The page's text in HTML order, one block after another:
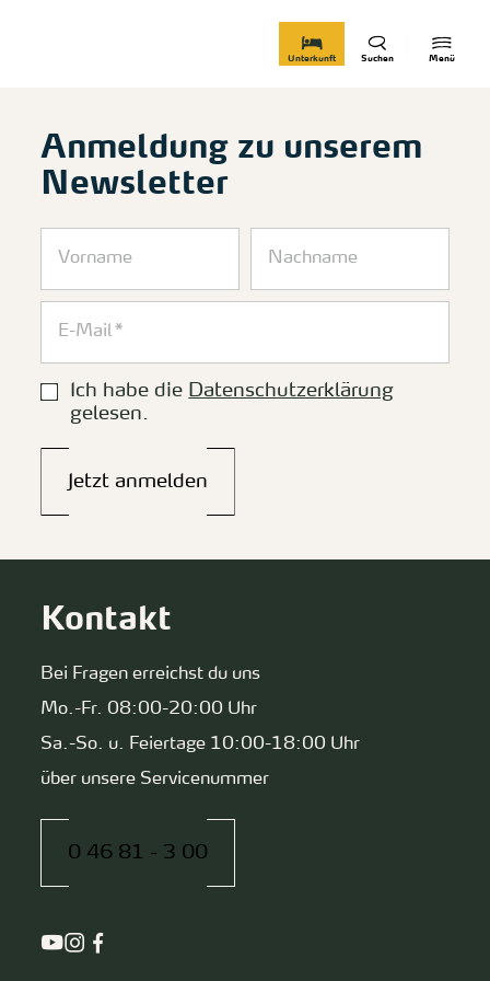
Menü
Suchen
Unterkunft
Anmeldung zu unserem
Newsletter
Ich habe die Datenschutzerklärung
gelesen.
Jetzt anmelden
Kontakt
Bei Fragen erreichst du uns
Mo.-Fr. 08:00-20:00 Uhr
Sa.-So. u. Feiertage 10:00-18:00 Uhr
über unsere Servicenummer
0 46 81 - 3 00